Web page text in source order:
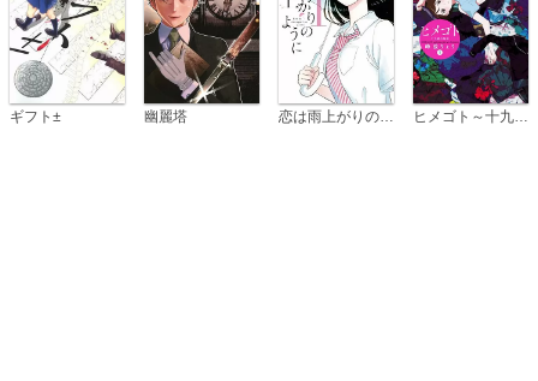
ギフト± 幽麗塔 恋は雨上がりのように ヒメゴト～十九歳の制服～